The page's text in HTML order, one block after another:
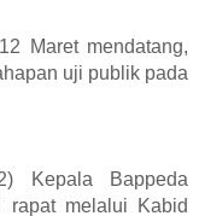
Maret mendatang,
uji publik pada
Kepala Bappeda
rapat melalui Kabid